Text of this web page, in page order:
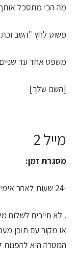
מה הכי מתסכל
פשוט לחץ "השב
משפט אחד עד
[השם שלך]
מייל 2
מסגרת זמן:
∙24 שעות לאחר אימייל מס' 1
. לא חייבים לשלוח
או מקור עם תוכן
המטרה היא להפנות